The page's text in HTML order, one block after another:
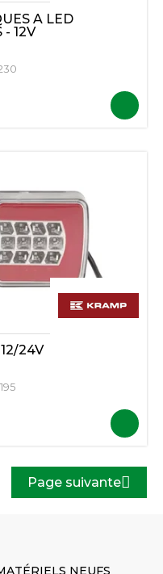
A LED
- 12V
24V
Page suivante
NEUFS